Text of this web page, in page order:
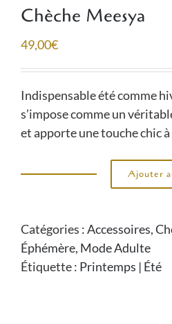
Chèche Meesya
49,00€
Indispensable été comme
s’impose comme un
et apporte une touche chic
Meesya
Ajouter
Catégories :Accessoires,
Éphémère, Mode Adulte
Étiquette : Printemps | Été